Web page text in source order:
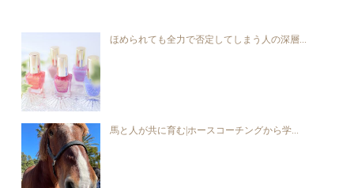
ほめられても全力で否定してしまう人の深層...
馬と人が共に育む|ホースコーチングから学...